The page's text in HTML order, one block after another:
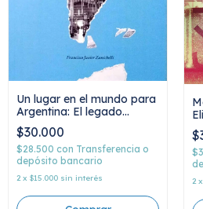
Un lugar en el mundo para
Argentina: El legado
delasotista, Francisco
Javier Zanichelli
$30.000
$28.500 con Transferencia o
depósito bancario
2 x $15.000 sin interés 2 x